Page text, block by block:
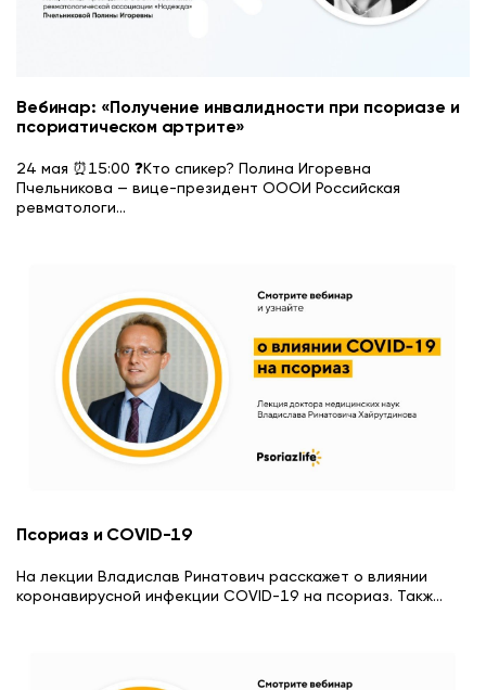
Вебинар: «Получение инвалидности при псориазе и
псориатическом артрите»
24 мая ⏰15:00 ❓Кто спикер? Полина Игоревна
Пчельникова — вице-президент ОООИ Российская
ревматологи...
Псориаз и COVID-19
На лекции Владислав Ринатович расскажет о влиянии
коронавирусной инфекции COVID-19 на псориаз. Такж...